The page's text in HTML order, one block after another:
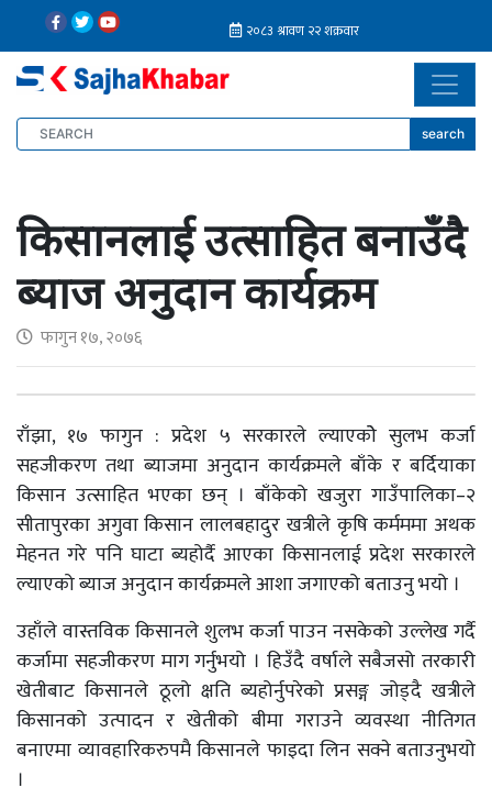
search
किसानलाई उत्साहित बनाउँदै
ब्याज अनुदान कार्यक्रम
फागुन १७, २०७६
राँझा, १७ फागुन : प्रदेश ५ सरकारले ल्याएकोे सुलभ कर्जा
सहजीकरण तथा ब्याजमा अनुदान कार्यक्रमले बाँके र बर्दियाका
किसान उत्साहित भएका छन् । बाँकेको खजुरा गाउँपालिका–२
सीतापुरका अगुवा किसान लालबहादुर खत्रीले कृषि कर्मममा अथक
मेहनत गरे पनि घाटा ब्यहोर्दै आएका किसानलाई प्रदेश सरकारले
ल्याएको ब्याज अनुदान कार्यक्रमले आशा जगाएको बताउनु भयो ।
उहाँले वास्तविक किसानले शुलभ कर्जा पाउन नसकेको उल्लेख गर्दै
कर्जामा सहजीकरण माग गर्नुभयो । हिउँदै वर्षाले सबैजसो तरकारी
खेतीबाट किसानले ठूलो क्षति ब्यहोर्नुपरेको प्रसङ्ग जोड्दै खत्रीले
किसानको उत्पादन र खेतीको बीमा गराउने व्यवस्था नीतिगत
बनाएमा व्यावहारिकरुपमै किसानले फाइदा लिन सक्ने बताउनुभयो
।